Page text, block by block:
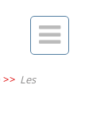

>> Les